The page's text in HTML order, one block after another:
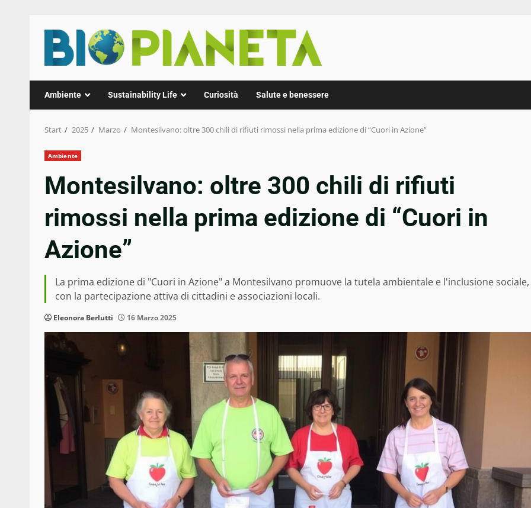
Inhalt
springen
Ambiente Sustainability Life Curiosità Salute e benessere
Start 2025 Marzo Montesilvano: oltre 300 chili di rifiuti rimossi nella prima edizione di “Cuori in Azione”
Ambiente
Montesilvano: oltre 300 chili di rifiuti
rimossi nella prima edizione di “Cuori in
Azione”
La prima edizione di "Cuori in Azione" a Montesilvano promuove la tutela ambientale e l'inclusione sociale,
con la partecipazione attiva di cittadini e associazioni locali.
Eleonora Berlutti 16 Marzo 2025